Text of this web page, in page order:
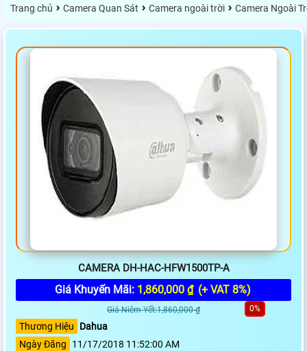
Trang chủ › Camera Quan Sát › Camera ngoài trời › Camera Ngoài
CAMERA DH-HAC-HFW1500TP-A
Giá Khuyến Mãi: 1,860,000 ₫ (+ VAT 8%)
Giá Niêm Yết:1,860,000 ₫ 0%
Thương Hiệu
Dahua
Ngày Đăng
11/17/2018 11:52:00 AM